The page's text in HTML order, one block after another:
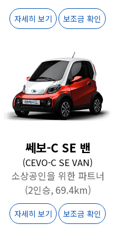
자세히 보기 보조금 확인
쎄보-C SE 밴
(CEVO-C SE VAN)
소상공인을 위한 파트너
(2인승, 69.4km)
자세히 보기 보조금 확인